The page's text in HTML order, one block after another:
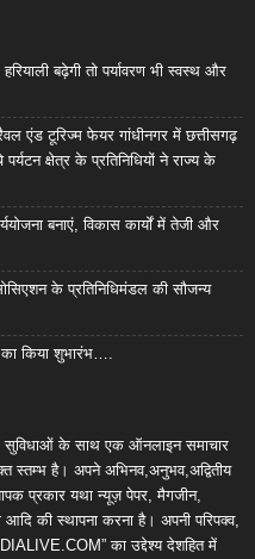
बढ़ेगी तो पर्यावरण भी स्वस्थ और
एंड टूरिज्म फेयर गांधीनगर में छत्तीसगढ़
क्षेत्र के प्रतिनिधियों ने राज्य के
बनाएं, विकास कार्यों में तेजी और
के प्रतिनिधिमंडल की सौजन्य
किया शुभारंभ….
सुविधाओं के साथ एक ऑनलाइन समाचार
स्तम्भ है। अपने अभिनव,अनुभव,अद्वितीय
प्रकार यथा न्यूज़ पेपर, मैगजीन,
की स्थापना करना है। अपनी परिपक्व,
का उद्देश्य देशहित में